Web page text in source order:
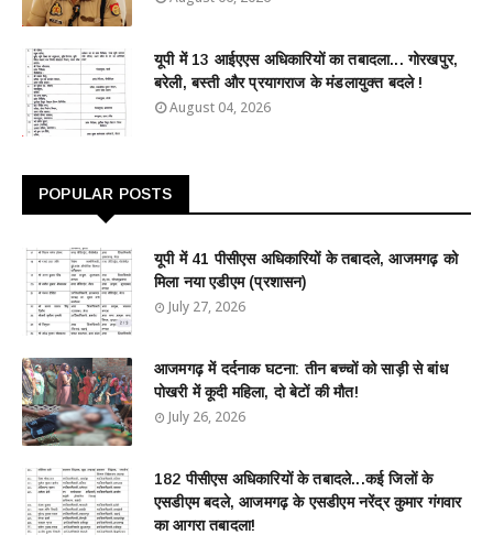
यूपी में 13 आईएएस अधिकारियों का तबादला... गोरखपुर,
बरेली, बस्ती और प्रयागराज के मंडलायुक्त बदले !
August 04, 2026
POPULAR POSTS
यूपी में 41 पीसीएस अधिकारियों के तबादले, आजमगढ़ को
मिला नया एडीएम (प्रशासन)
July 27, 2026
आजमगढ़ में दर्दनाक घटना: तीन बच्चों को साड़ी से बांध
पोखरी में कूदी महिला, दो बेटों की मौत!
July 26, 2026
182 पीसीएस अधिकारियों के तबादले...कई जिलों के
एसडीएम बदले, आजमगढ़ के एसडीएम नरेंद्र कुमार गंगवार
का आगरा तबादला!